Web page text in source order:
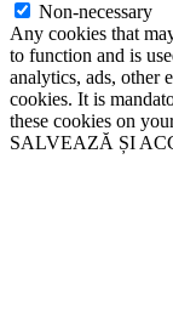
Non-necessary
Any cookies that
to function and is
analytics, ads, other
cookies. It is
these cookies on
SALVEAZĂ ȘI